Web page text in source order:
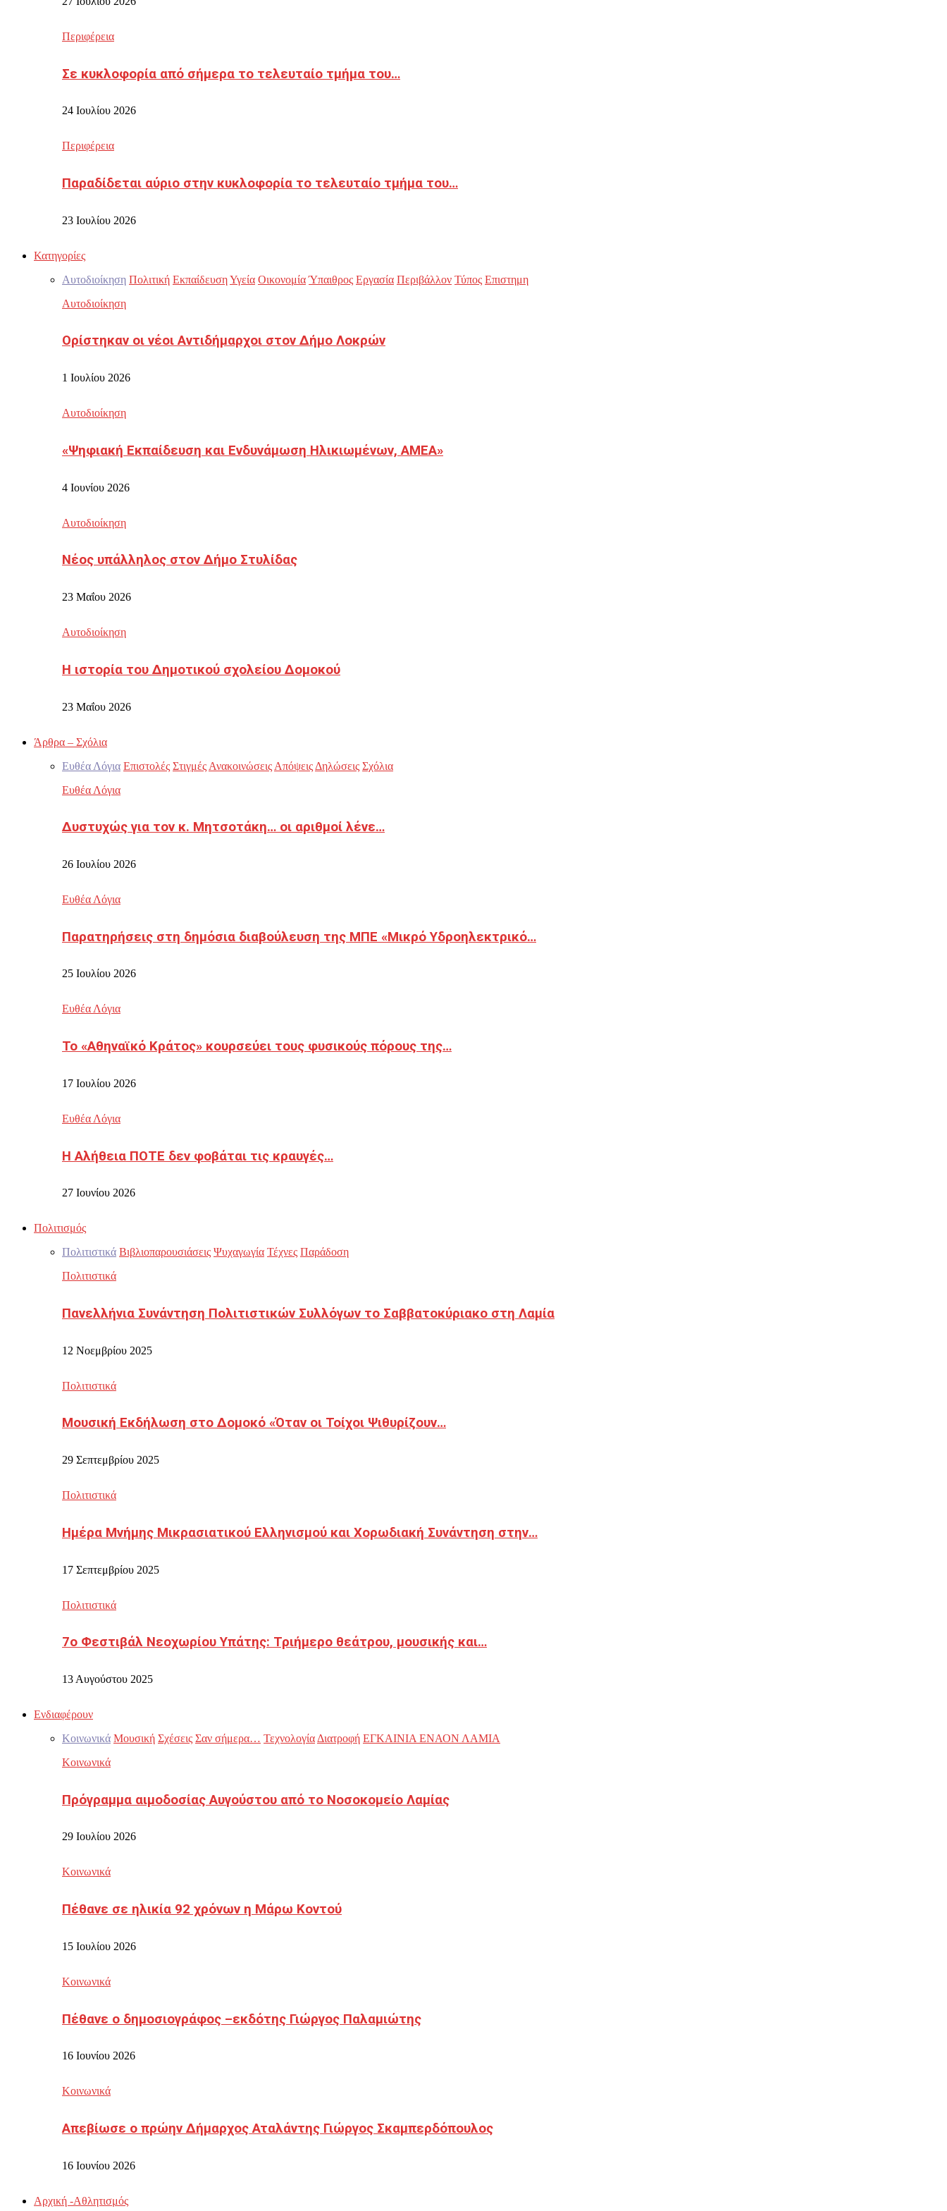
Περιφέρεια
Σε κυκλοφορία από σήμερα το τελευταίο τμήμα του…
24 Ιουλίου 2026
Περιφέρεια
Παραδίδεται αύριο στην κυκλοφορία το τελευταίο τμήμα του…
23 Ιουλίου 2026
Κατηγορίες
Αυτοδιοίκηση Πολιτική ΕκπαίδευσηΥγεία Οικονομία Ύπαιθρος Εργασία Περιβάλλον Τύπος Επιστημη
Αυτοδιοίκηση
Ορίστηκαν οι νέοι Αντιδήμαρχοι στον Δήμο Λοκρών
1 Ιουλίου 2026
Αυτοδιοίκηση
«Ψηφιακή Εκπαίδευση και Ενδυνάμωση Ηλικιωμένων, ΑΜΕΑ»
4 Ιουνίου 2026
Αυτοδιοίκηση
Νέος υπάλληλος στον Δήμο Στυλίδας
23 Μαΐου 2026
Αυτοδιοίκηση
Η ιστορία του Δημοτικού σχολείου Δομοκού
23 Μαΐου 2026
Άρθρα – Σχόλια
Ευθέα Λόγια Επιστολές Στιγμές Ανακοινώσεις Απόψεις Δηλώσεις Σχόλια
Ευθέα Λόγια
Δυστυχώς για τον κ. Μητσοτάκη… οι αριθμοί λένε…
26 Ιουλίου 2026
Ευθέα Λόγια
Παρατηρήσεις στη δημόσια διαβούλευση της ΜΠΕ «Μικρό Υδροηλεκτρικό…
25 Ιουλίου 2026
Ευθέα Λόγια
Το «Αθηναϊκό Κράτος» κουρσεύει τους φυσικούς πόρους της…
17 Ιουλίου 2026
Ευθέα Λόγια
Η Αλήθεια ΠΟΤΕ δεν φοβάται τις κραυγές…
27 Ιουνίου 2026
Πολιτισμός
Πολιτιστικά Βιβλιοπαρουσιάσεις Ψυχαγωγία Τέχνες Παράδοση
Πολιτιστικά
Πανελλήνια Συνάντηση Πολιτιστικών Συλλόγων το Σαββατοκύριακο στη Λαμία
12 Νοεμβρίου 2025
Πολιτιστικά
Μουσική Εκδήλωση στο Δομοκό «Όταν οι Τοίχοι Ψιθυρίζουν…
29 Σεπτεμβρίου 2025
Πολιτιστικά
Ημέρα Μνήμης Μικρασιατικού Ελληνισμού και Χορωδιακή Συνάντηση στην…
17 Σεπτεμβρίου 2025
Πολιτιστικά
7ο Φεστιβάλ Νεοχωρίου Υπάτης: Τριήμερο θεάτρου, μουσικής και…
13 Αυγούστου 2025
Ενδιαφέρουν
Κοινωνικά Μουσική Σχέσεις Σαν σήμερα… Τεχνολογία Διατροφή ΕΓΚΑΙΝΙΑ ΕΝΑΟΝ ΛΑΜΙΑ
Κοινωνικά
Πρόγραμμα αιμοδοσίας Αυγούστου από το Νοσοκομείο Λαμίας
29 Ιουλίου 2026
Κοινωνικά
Πέθανε σε ηλικία 92 χρόνων η Μάρω Κοντού
15 Ιουλίου 2026
Κοινωνικά
Πέθανε ο δημοσιογράφος –εκδότης Γιώργος Παλαμιώτης
16 Ιουνίου 2026
Κοινωνικά
Απεβίωσε ο πρώην Δήμαρχος Αταλάντης Γιώργος Σκαμπερδόπουλος
16 Ιουνίου 2026
Αρχική -Αθλητισμός